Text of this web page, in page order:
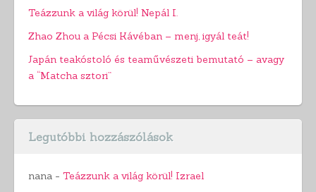
Teázzunk a világ körül! Nepál I.
Zhao Zhou a Pécsi Kávéban – menj, igyál teát!
Japán teakóstoló és teaművészeti bemutató – avagy
a “Matcha sztori”
Legutóbbi hozzászólások
nana - Teázzunk a világ körül! Izrael